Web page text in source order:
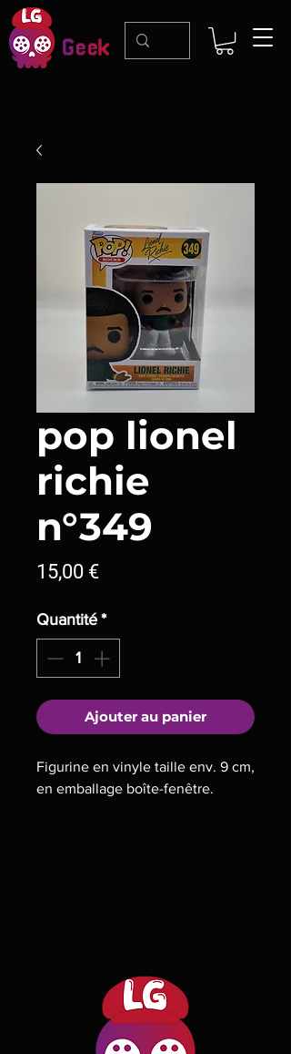
pop lionel
richie
n°349
15,00 €Prix
Quantité *
Ajouter au panier
Figurine en vinyle taille env. 9 cm,
en emballage boîte-fenêtre.